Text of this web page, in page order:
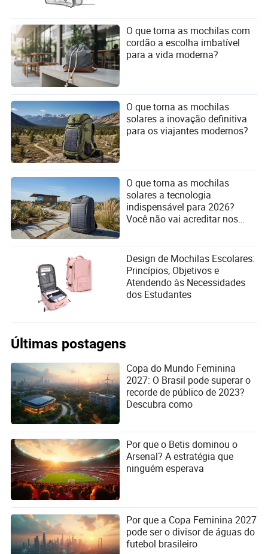
O que torna as mochilas com
cordão a escolha imbatível
para a vida moderna?
O que torna as mochilas
solares a inovação definitiva
para os viajantes modernos?
O que torna as mochilas
solares a tecnologia
indispensável para 2026?
Você não vai acreditar nos
Design de Mochilas Escolares:
Princípios, Objetivos e
Atendendo às Necessidades
dos Estudantes
Últimas postagens
Copa do Mundo Feminina
2027: O Brasil pode superar o
recorde de público de 2023?
Descubra como
Por que o Betis dominou o
Arsenal? A estratégia que
ninguém esperava
Por que a Copa Feminina 2027
pode ser o divisor de águas do
futebol brasileiro